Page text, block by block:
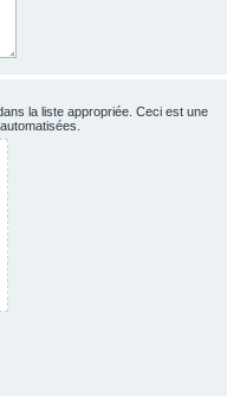
la liste appropriée. Ceci est une